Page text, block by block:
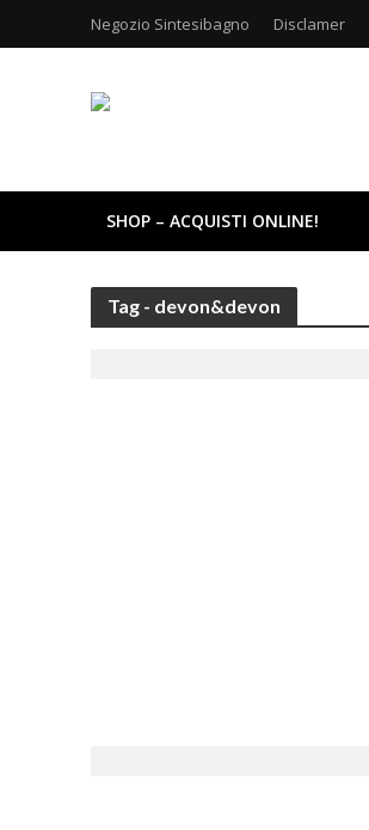
Negozio Sintesibagno Disclamer
SHOP – ACQUISTI ONLINE!
Tag - devon&devon